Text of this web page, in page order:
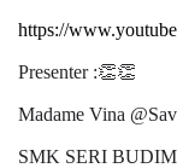
https://
Presenter :👏👏
Madame Vina
SMK SERI